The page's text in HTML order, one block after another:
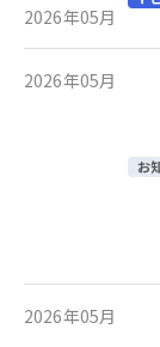
2026年05月
2026年05月
お
2026年05月